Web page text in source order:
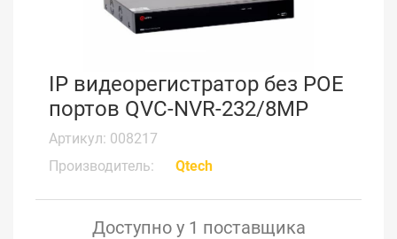
IP видеорегистратор без РОЕ
портов QVC-NVR-232/8MP
Артикул: 008217
Производитель:
Qtech
Доступно у 1 поставщика